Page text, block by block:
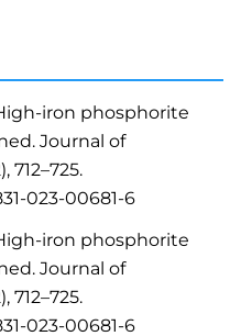
High-iron phosphorite
Journal of
712–725.
023-00681-6
High-iron phosphorite
Journal of
712–725.
023-00681-6